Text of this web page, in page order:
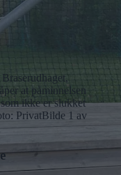
at påminnelsen
ikke er slukket
PrivatBilde 1 av